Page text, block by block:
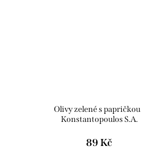
Olivy zelené s
Konstantopoulos S.A.
89 Kč